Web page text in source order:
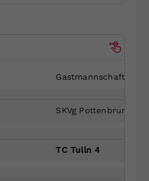
Gastmannschaft
SKVg Pottenbrunn 2
TC Tulln 4